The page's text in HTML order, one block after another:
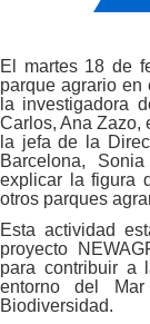
El martes 18 de
parque agrario en
la investigadora
Carlos, Ana Zazo,
la jefa de la
Barcelona,
explicar la figura
otros parques
Esta actividad
proyecto
para contribuir a
entorno del
Biodiversidad.